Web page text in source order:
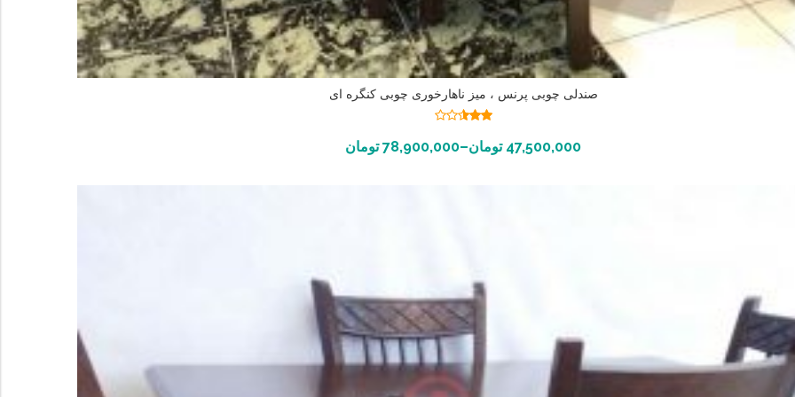
صندلی چوبی پرنس ، میز ناهارخوری چوبی کنگره ای
2.52
از 5
47,500,000 تومان–
78,900,000 تومان انتخاب گزینه ها